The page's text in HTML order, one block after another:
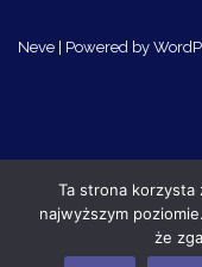
Neve | Powered by
Ta strona korzysta
najwyższym
że